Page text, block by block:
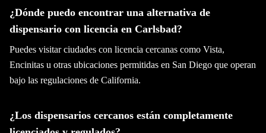
¿Dónde puedo encontrar una alternativa de
dispensario con licencia en Carlsbad?
Puedes visitar ciudades con licencia cercanas como Vista,
Encinitas u otras ubicaciones permitidas en San Diego que operan
bajo las regulaciones de California.
¿Los dispensarios cercanos están completamente